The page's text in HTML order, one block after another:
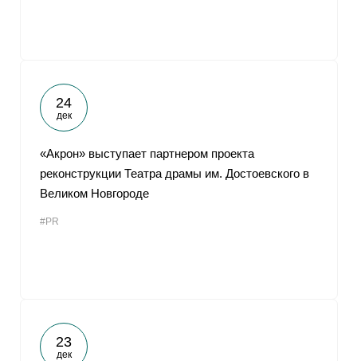
24
дек
«Акрон» выступает партнером проекта
реконструкции Театра драмы им. Достоевского в
Великом Новгороде
#PR
23
дек